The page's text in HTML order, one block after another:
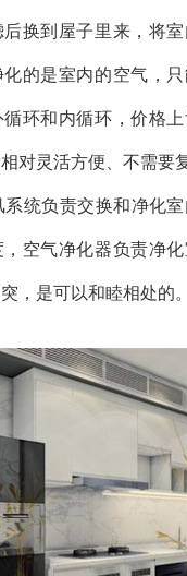
换到屋子里来，将
的是室内的空气，只
环和内循环，价格上
对灵活方便、不需要
系统负责交换和净化
空气净化器负责净
，是可以和睦相处的。